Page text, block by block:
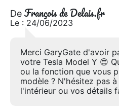
De François de Delais.fr
Le : 24/06/2023
Merci GaryGate d'avoir
votre Tesla Model Y 😍
ou la fonction que vous
modèle ? N'hésitez pas
l'intérieur ou vos détails